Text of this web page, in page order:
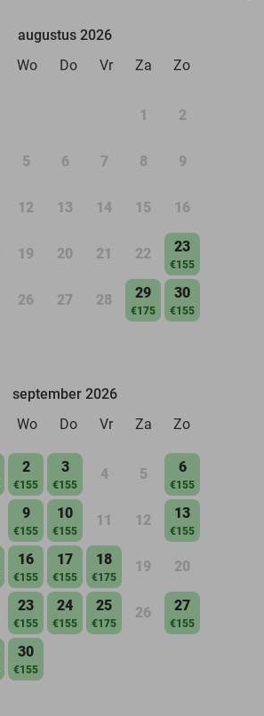
augustus 2026
Wo Do Vr Za Zo
1 2
5 6 7 8 9
12 13 14 15 16
19 20 21 22 23
€155
26 27 28 29
€175
30
€155
september 2026
Wo Do Vr Za Zo
2
€155
3
€155
4 5 6
€155
9
€155
10
€155
11 12 13
€155
16
€155
17
€155
18
€175
19 20
23
€155
24
€155
25
€175
26 27
€155
30
€155